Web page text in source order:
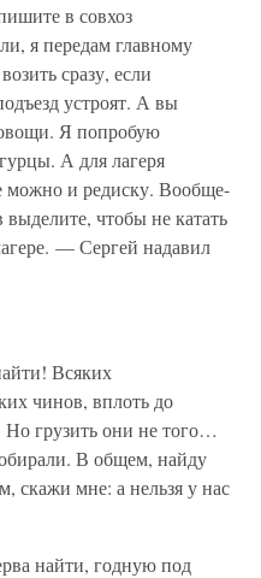
в совхоз
я передам главному
сразу, если
устроят. А вы
Я попробую
А для лагеря
можно и редиску. Вообще-
чтобы не катать
— Сергей надавил
Всяких
чинов, вплоть до
грузить они не того…
В общем, найду
скажи мне: а нельзя у нас
найти, годную под